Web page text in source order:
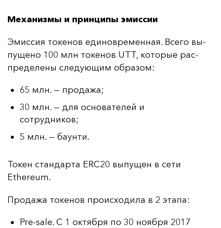
Механизмы и принципы эмиссии
Эмис­сия то­ке­нов еди­нов­ре­мен­ная. Все­го вы­
пу­ще­но 100 млн то­ке­нов UTT, ко­то­рые рас­
пре­де­ле­ны сле­ду­ющим об­ра­зом:
65 млн. — продажа;
30 млн. — для основателей и
сотрудников;
5 млн. — баунти.
То­кен стан­дар­та ERC20 вы­пу­щен в се­ти
Ethereum.
Про­да­жа то­ке­нов про­ис­хо­ди­ла в 2 эта­па:
Pre-sale. С 1 октября по 30 ноября 2017